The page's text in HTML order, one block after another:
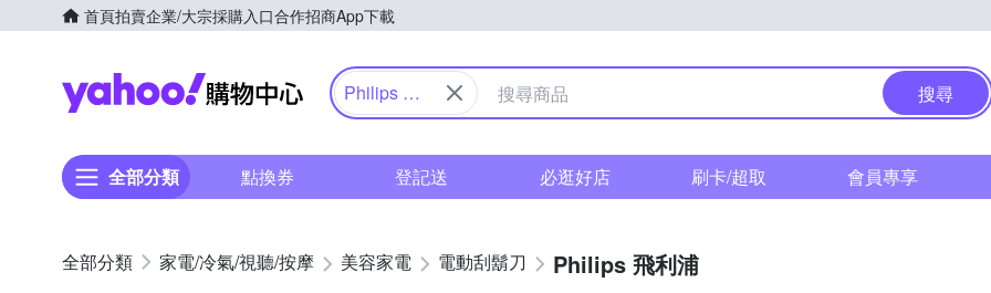
首頁拍賣企業/大宗採購入口合作招商App下載
Yahoo購物中心
Philips 飛
搜尋
全部分類 點換券 登記送 必逛好店 刷卡/超取 會員專享
家電/冷氣/視聽/按摩 美容家電 電動刮鬍刀 Philips 飛利浦